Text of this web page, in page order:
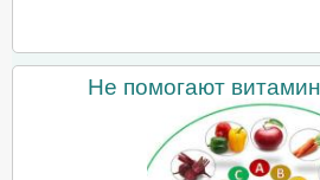
Не помогают